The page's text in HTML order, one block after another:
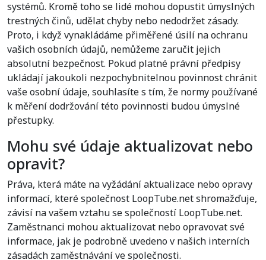
systémů. Kromě toho se lidé mohou dopustit úmyslných
trestných činů, udělat chyby nebo nedodržet zásady.
Proto, i když vynakládáme přiměřené úsilí na ochranu
vašich osobních údajů, nemůžeme zaručit jejich
absolutní bezpečnost. Pokud platné právní předpisy
ukládají jakoukoli nezpochybnitelnou povinnost chránit
vaše osobní údaje, souhlasíte s tím, že normy používané
k měření dodržování této povinnosti budou úmyslné
přestupky.
Mohu své údaje aktualizovat nebo
opravit?
Práva, která máte na vyžádání aktualizace nebo opravy
informací, které společnost LoopTube.net shromažďuje,
závisí na vašem vztahu se společností LoopTube.net.
Zaměstnanci mohou aktualizovat nebo opravovat své
informace, jak je podrobně uvedeno v našich interních
zásadách zaměstnávání ve společnosti.